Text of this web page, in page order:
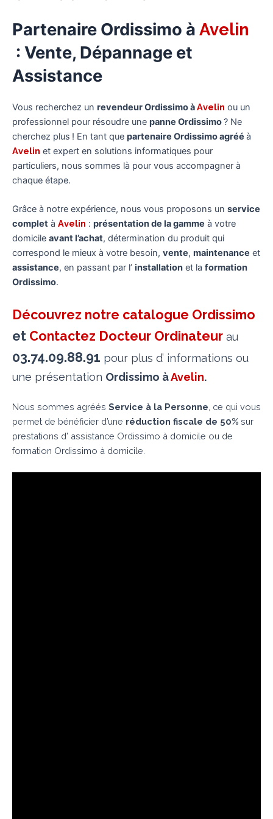
Partenaire Ordissimo à Avelin
: Vente, Dépannage et
Assistance
Vous recherchez un revendeur Ordissimo àAvelin ou un
professionnel pour résoudre une panne Ordissimo? Ne
cherchez plus ! En tant que partenaire Ordissimo agréé à
Avelin et expert en solutions informatiques pour
particuliers, nous sommes là pour vous accompagner à
chaque étape.
Grâce à notre expérience, nous vous proposons un service
complet à Avelin : présentation de la gamme à votre
domicile avant l’achat, détermination du produit qui
correspond le mieux à votre besoin, vente, maintenance et
assistance, en passant par l’ installation et la formation
Ordissimo.
Découvrez notre catalogue Ordissimo
et Contactez Docteur Ordinateur au
03.74.09.88.91 pour plus d’ informations ou
une présentation Ordissimo àAvelin.
Nous sommes agréés Service à la Personne , ce qui vous
permet de bénéficier d’une réduction fiscale de 50% sur
prestations d’ assistance Ordissimo à domicile ou de
formation Ordissimo à domicile.